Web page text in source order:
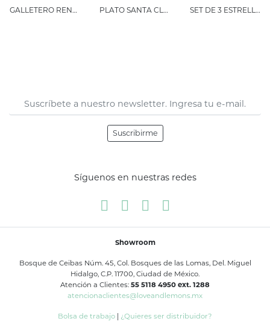
GALLETERO RENO NAVIDEÑO PLATO SANTA CLAUS SET DE 3 ESTRELLAS CORDELIA
Suscribirme
Síguenos en nuestras redes
Showroom
Bosque de Ceibas Núm. 45, Col. Bosques de las Lomas, Del. Miguel
Hidalgo, C.P. 11700, Ciudad de México.
Atención a Clientes: 55 5118 4950 ext. 1288
atencionaclientes@loveandlemons.mx
Bolsa de trabajo ¿Quieres ser distribuidor?